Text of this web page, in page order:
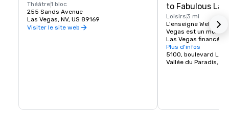
Théâtre1 bloc
255 Sands Avenue
Las Vegas, NV, US 89169
Visiter le site web
to Fabulous Las
Loisirs 3 mi
L'enseigne Welcome
Vegas est un
Las Vegas financé
peu de temps après
L'enseigne a été
la demande de Ted
nord des piliers de
Plus d'infos
5100, boulevard Las
Vallée du Paradis,